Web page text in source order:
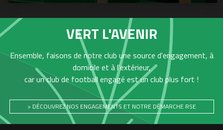
VERT L'AVENIR
Ensemble, faisons de notre club une source d'engagement, à
domicile et à l'extérieur,
car un club de football engagé est un club plus fort !
> DÉCOUVREZ NOS ENGAGEMENTS ET NOTRE DÉMARCHE RSE